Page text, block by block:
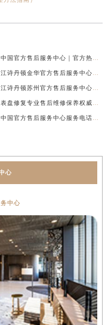
心
中心